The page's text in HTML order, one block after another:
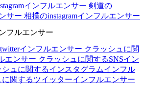
インフルエンサー 剣道の
サー 相撲のinstagramインフルエンサー
フルエンサー
インフルエンサー クラッシュに関
エンサー クラッシュに関するSNSイン
シュに関するインスタグラムインフル
に関するツイッターインフルエンサー